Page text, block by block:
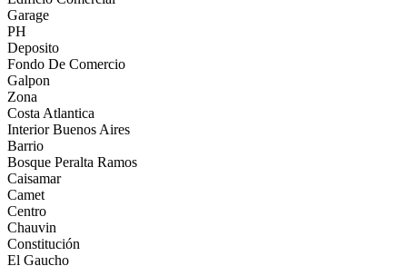
Garage
PH
Deposito
Fondo De Comercio
Galpon
Zona
Costa Atlantica
Interior Buenos Aires
Barrio
Bosque Peralta Ramos
Caisamar
Camet
Centro
Chauvin
Constitución
El Gaucho